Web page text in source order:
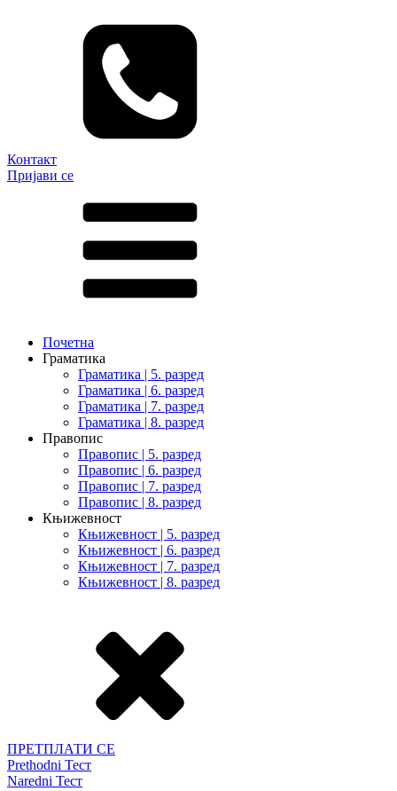
Контакт
Пријави се
Почетна
Граматика
Граматика | 5. разред
Граматика | 6. разред
Граматика | 7. разред
Граматика | 8. разред
Правопис
Правопис | 5. разред
Правопис | 6. разред
Правопис | 7. разред
Правопис | 8. разред
Књижевност
Књижевност | 5. разред
Књижевност | 6. разред
Књижевност | 7. разред
Књижевност | 8. разред
ПРЕТПЛАТИ СЕ
Prethodni Тест
Naredni Тест